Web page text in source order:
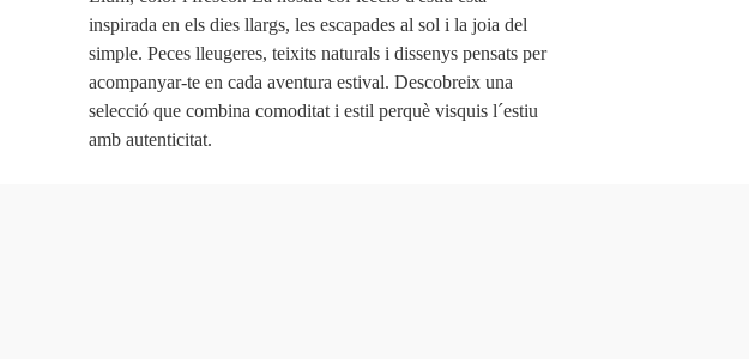
inspirada en els dies llargs, les escapades al sol i la joia del
simple. Peces lleugeres, teixits naturals i dissenys pensats per
acompanyar-te en cada aventura estival. Descobreix una
selecció que combina comoditat i estil perquè visquis l´estiu
amb autenticitat.